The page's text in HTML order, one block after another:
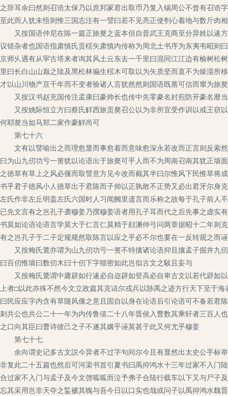
之辞耳余曰然则召诰太保乃以庶邦冡君出取币乃复入锡周公不曾有召
至此而人犹未悟则惟三国志注有一譬曰若不见亮正使刳心着地与数斤肉
又按国语仲尼在陈一篇正旅獒之蓝本但自昔武王克商至分异姓以逺
议错杂者也国语指肃慎氏贡楛矢肃慎内传称为周北土书序为东夷韦昭则
京师乆遇有从寜古塔来者询其风土云东去一千里曰混同江江边有榆树松
里曰长白山山巅之隂及黑松林徧生楛木可取以为矢质坚而直不为燥湿
才以山川物产亘千年而不变者验诸人言犹然然则国语既凿可信而窜为旅
又按汉书赵充国传注孟康曰豪帅长也传中先零豪名封煎防开豪名靡
又按姚际恒立方曰蔡氏觧西旅贡獒召公以为非所宜受作训以戒王窃
何耶獒当如马郑二家作豪觧尚可
第七十六
文有以譬喻出之而理愈显而事愈着而意味愈深永若改而正言则反索
曰为山九仞功亏一篑犹以论语出于旅獒可乎人而不为周南召南其犹正
之徳草有草上之风必偃而取譬意方见今改而截其半曰尔惟风下民惟草
书乎君子徳风小人徳草出于君陈而子帅以正孰敢不正势又必出君牙尔身
左氏作非左丘明盖左氏六国时人习闻阙里遗言而乐称之故每于孔子前人
已先文言有之岂孔子袭穆姜乃撰穆姜语者用孔子耳而代之后先事之虚
书莫如论语论语言学莫大于仁言仁莫精于顔渊仲弓问两章据昭十二年则
有之岂孔子于二子定规规然取陈言以应之乎必不尔也要在一反转观之而
又按梅氏鷟亦谓为山九仞功亏一篑不特攘诸论语抑且攘孟子掘井九
曰百仞惟墙曰数仞木曰十仞下字细密如此岂似古文之騃且妄与
又按梅氏鷟谓中庸辟如行逺必自迩辟如登高必自卑古文以若代辟如
上者□以此亦殊不然今文立政篇其克诘尔戎兵以陟禹之迹方行天下至于
曰民应应字内含有草随风偃之意且固自以身在论语后引论语可不备若
刺共公也共公二十一年为内传鲁僖二十八年晋侯入曹数其乘轩者三百人
之口向其臣曰曹诗彼己之子不遂其媾乎诬莫甚于此又何尤乎穆姜
第七十七
余向谓史记多古文説今异者不过字句间尔今且有显然出太史公手标
非复此二十五篇也然后可河渠书首引夏书曰禹抑鸿水十三年过家不入门
合过家不入门与孟子及今文啓呱呱而泣予弗子合陆行载车以下又与尸子
忘其采用岂非天夺之鍳褫其魄与吾今日以口实也哉或问子以禹抑鸿水魏